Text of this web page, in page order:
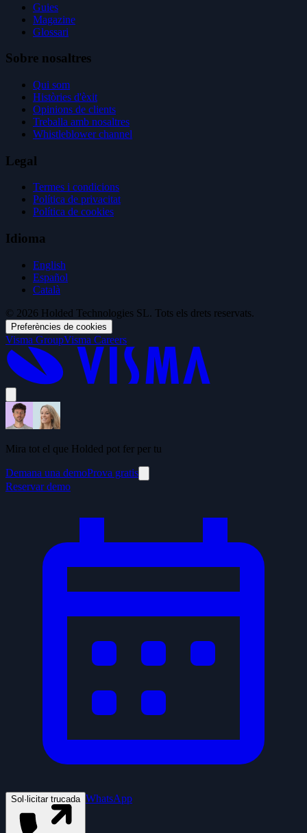
Guies
Magazine
Glossari
Sobre nosaltres
Qui som
Històries d'èxit
Opinions de clients
Treballa amb nosaltres
Whistleblower channel
Legal
Termes i condicions
Política de privacitat
Política de cookies
Idioma
English
Español
Català
© 2026 Holded Technologies SL. Tots els drets reservats.
Preferències de cookies
Visma GroupVisma Careers
Mira tot el que Holded pot fer per tu
Demana una demoProva gratis
Reservar demo
Sol·licitar trucada WhatsApp